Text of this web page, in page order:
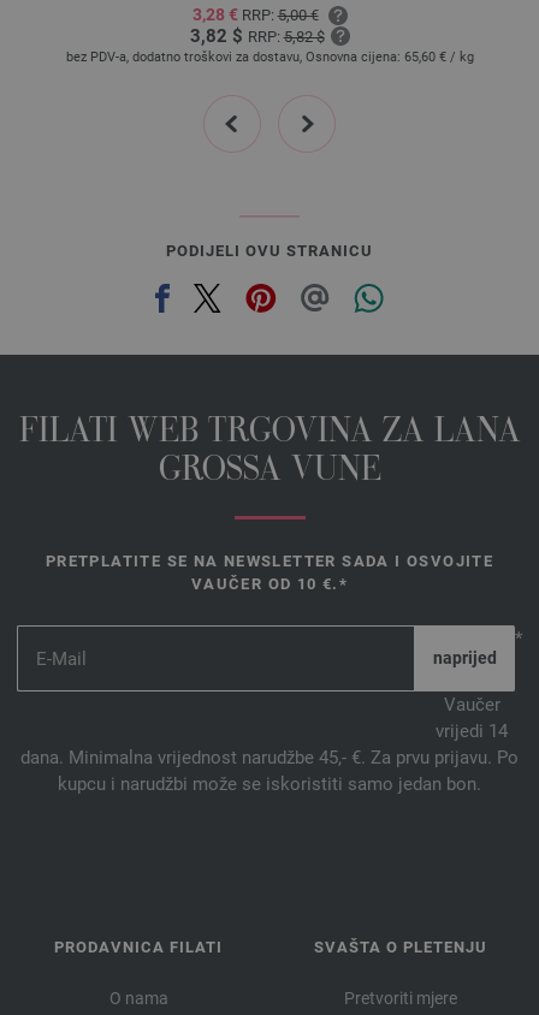
3,28 € RRP:5,00 €
3,82 $ RRP:5,82 $
bez PDV-a, dodatno troškovi za dostavu, Osnovna cijena: 65,60 € / kg
prev next
PODIJELI OVU STRANICU
FILATI WEB TRGOVINA ZA LANA
GROSSA VUNE
PRETPLATITE SE NA NEWSLETTER SADA I OSVOJITE
VAUČER OD 10 €.*
*
Vaučer
vrijedi 14
dana. Minimalna vrijednost narudžbe 45,- €. Za prvu prijavu. Po
kupcu i narudžbi može se iskoristiti samo jedan bon.
PRODAVNICA FILATI
O nama
SVAŠTA O PLETENJU
Pretvoriti mjere